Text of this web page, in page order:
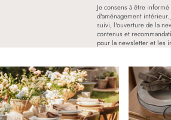
Je consens à être
d'aménagement
suivi, l'ouverture de la
contenus et
pour la newsletter et les